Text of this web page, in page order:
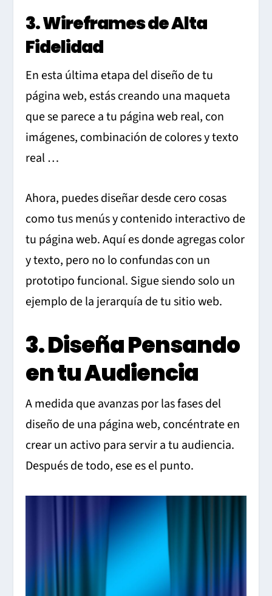
3. Wireframes de Alta
Fidelidad
En esta última etapa del diseño de tu
página web, estás creando una maqueta
que se parece a tu página web real, con
imágenes, combinación de colores y texto
real …
Ahora, puedes diseñar desde cero cosas
como tus menús y contenido interactivo de
tu página web. Aquí es donde agregas color
y texto, pero no lo confundas con un
prototipo funcional. Sigue siendo solo un
ejemplo de la jerarquía de tu sitio web.
3. Diseña Pensando
en tu Audiencia
A medida que avanzas por las fases del
diseño de una página web, concéntrate en
crear un activo para servir a tu audiencia.
Después de todo, ese es el punto.